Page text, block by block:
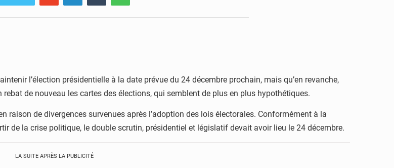
l’élection présidentielle à la date prévue du 24 décembre prochain, mais qu’en revanche,
de nouveau les cartes des élections, qui semblent de plus en plus hypothétiques.
raison de divergences survenues après l’adoption des lois électorales. Conformément à la
de la crise politique, le double scrutin, présidentiel et législatif devait avoir lieu le 24 décembre.
LA SUITE APRÈS LA PUBLICITÉ